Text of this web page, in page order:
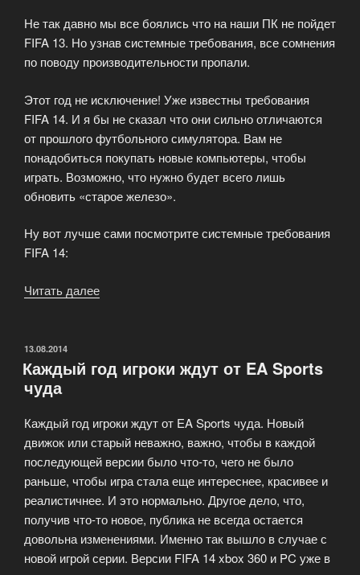
Не так давно мы все боялись что на наши ПК не пойдет
FIFA 13. Но узнав системные требования, все сомнения
по поводу производительности пропали.
Этот год не исключение! Уже известны требования
FIFA 14. И я бы не сказал что они сильно отличаются
от прошлого футбольного симулятора. Вам не
понадобиться покупать новые компьютеры, чтобы
играть. Возможно, что нужно будет всего лишь
обновить «старое железо».
Ну вот лучше сами посмотрите системные требования
FIFA 14:
Читать далее
(PC)»
ОПУБЛИКОВАНО
13.08.2014
Каждый год игроки ждут от EA Sports
чуда
Каждый год игроки ждут от EA Sports чуда. Новый
движок или старый неважно, важно, чтобы в каждой
последующей версии было что-то, чего не было
раньше, чтобы игра стала еще интереснее, красивее и
реалистичнее. И это нормально. Другое дело, что,
получив что-то новое, публика не всегда остается
довольна изменениями. Именно так вышло в случае с
новой игрой серии. Версии FIFA 14 xbox 360 и PC уже в